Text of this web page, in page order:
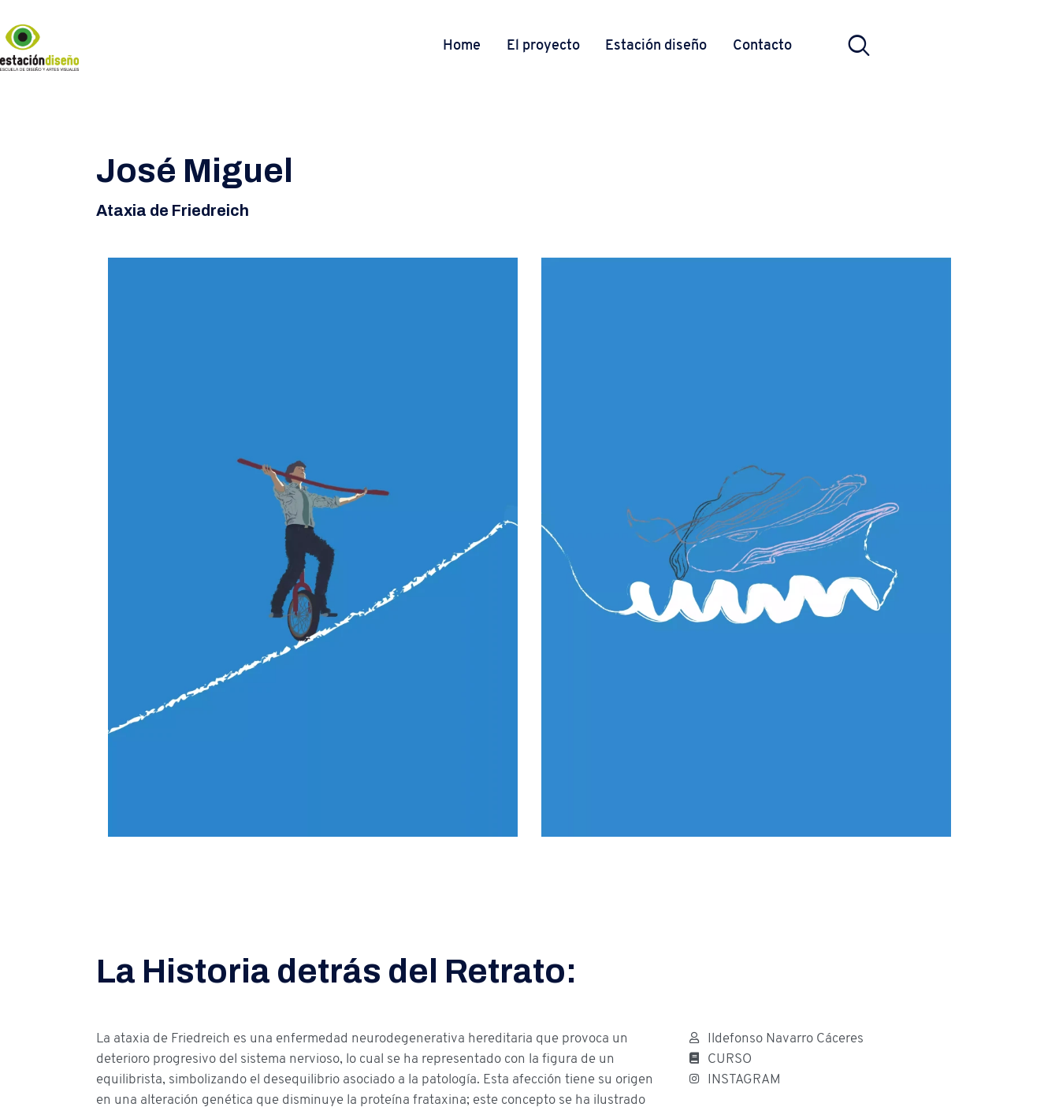
Home El proyecto Estación diseño Contacto
José Miguel
Ataxia de Friedreich
La Historia detrás del Retrato:
La ataxia de Friedreich es una enfermedad neurodegenerativa hereditaria que provoca un
deterioro progresivo del sistema nervioso, lo cual se ha representado con la figura de un
equilibrista, simbolizando el desequilibrio asociado a la patología. Esta afección tiene su origen
en una alteración genética que disminuye la proteína frataxina; este concepto se ha ilustrado
Ildefonso Navarro Cáceres
CURSO
INSTAGRAM